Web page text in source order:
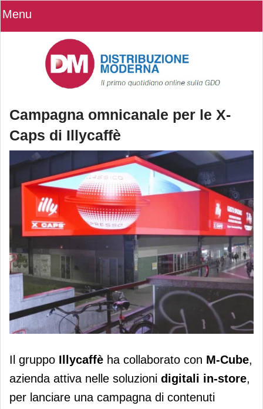
Menu
Campagna omnicanale per le X-
Caps di Illycaffè
Campagna omnicanale per le X-Caps
di Illycaffè
Il gruppo Illycaffè ha collaborato con M-Cube,
azienda attiva nelle soluzioni digitali in-store,
per lanciare una campagna di contenuti